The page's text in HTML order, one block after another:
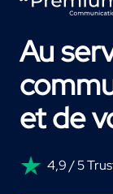
Au
et de
4,9 / 5